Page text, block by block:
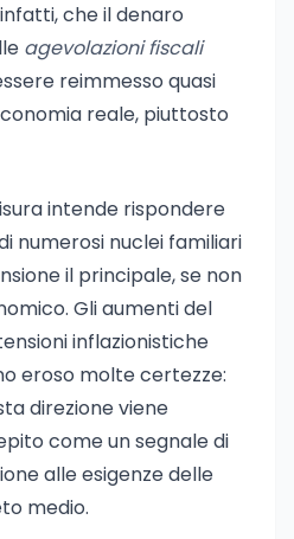
che il denaro
agevolazioni fiscali
reimmesso quasi
reale, piuttosto
intende rispondere
numerosi nuclei familiari
il principale, se non
Gli aumenti del
inflazionistiche
eroso molte certezze:
direzione viene
come un segnale di
alle esigenze delle
medio.